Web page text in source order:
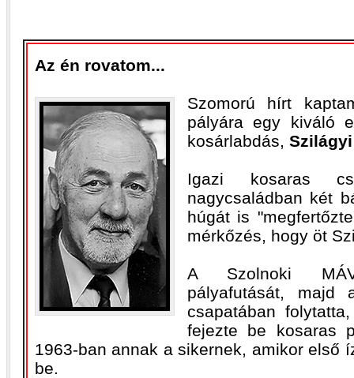
Az én rovatom...
Szomorú hírt
pályára egy kiváló
kosárlabdás,
Igazi kosaras
nagycsaládban két
húgát is
mérkőzés, hogy öt
A Szolnoki
pályafutását, majd
csapatában
fejezte be kosaras
1963-ban annak a sikernek, amikor első
be.